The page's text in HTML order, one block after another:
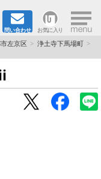
問い合わせ お気に入り ×
左京区
浄土寺下馬場町